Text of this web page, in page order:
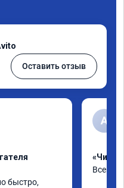
Оставить отзыв
быстро,
А
«Чип
Все